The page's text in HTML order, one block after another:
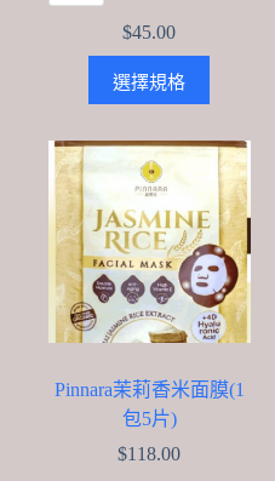
$45.00
選擇規格
product
has
variants.
The
options
may
be
chosen
on
the
product
page
Pinnara茉莉香米面膜(1
包5片)
$118.00